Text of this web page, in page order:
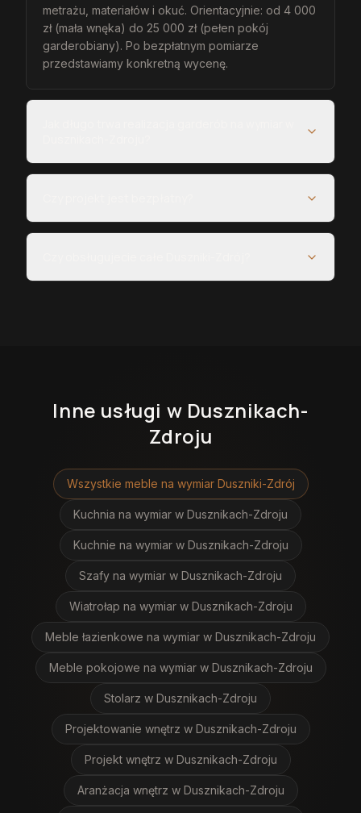
metrażu, materiałów i okuć. Orientacyjnie: od 4 000
zł (mała wnęka) do 25 000 zł (pełen pokój
garderobiany). Po bezpłatnym pomiarze
przedstawiamy konkretną wycenę.
Inne usługi w Dusznikach-
Zdroju
Wszystkie meble na wymiar Duszniki-Zdrój
Kuchnia na wymiar w Dusznikach-Zdroju
Kuchnie na wymiar w Dusznikach-Zdroju
Szafy na wymiar w Dusznikach-Zdroju
Wiatrołap na wymiar w Dusznikach-Zdroju
Meble łazienkowe na wymiar w Dusznikach-Zdroju
Meble pokojowe na wymiar w Dusznikach-Zdroju
Stolarz w Dusznikach-Zdroju
Projektowanie wnętrz w Dusznikach-Zdroju
Projekt wnętrz w Dusznikach-Zdroju
Aranżacja wnętrz w Dusznikach-Zdroju